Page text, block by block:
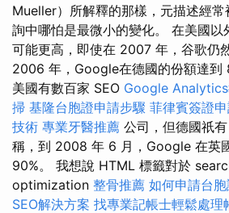
Mueller）所解釋的那樣，元描述經
詢中哪怕是最微小的變化。 在美國以
可能更高，即使在 2007 年，谷歌仍
2006 年，Google在德國的份額達到
美國有數百家 SEO Google
掃 基隆台胞證申請步驟 菲律賓簽證
技術 專業牙醫推薦 公司，但德國祇
稱，到 2008 年 6 月，Google 在英
90%。 我想說 HTML 標籤對於
optimization 整骨推薦 如何申請台胞
SEO解決方案 找專業記帳士輕鬆處理